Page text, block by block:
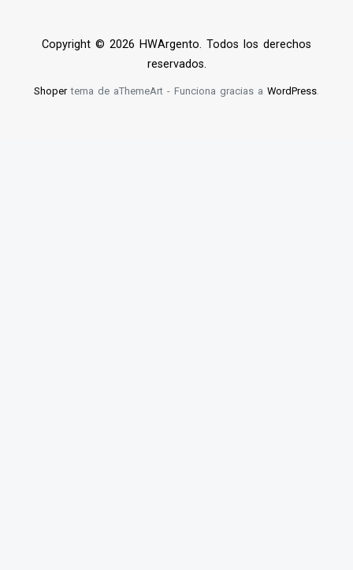
Copyright © 2026 HWArgento. Todos los derechos
reservados.
Shopertema de aThemeArt - Funciona gracias a WordPress.